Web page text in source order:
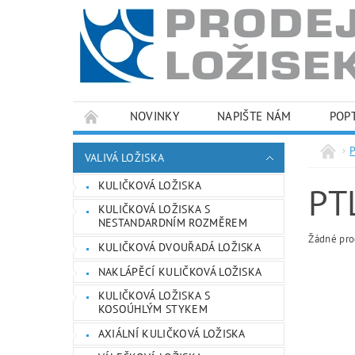
NOVINKY NAPIŠTE NÁM
PODMÍNKY OCHRANY OSOBNÍCH ÚDAJŮ
VALIVÁ LOŽISKA
KULIČKOVÁ LOŽISKA
KULIČKOVÁ LOŽISKA S
NESTANDARDNÍM ROZMĚREM
KULIČKOVÁ DVOUŘADÁ LOŽISKA
NAKLÁPĚCÍ KULIČKOVÁ LOŽISKA
KULIČKOVÁ LOŽISKA S
KOSOÚHLÝM STYKEM
AXIÁLNÍ KULIČKOVÁ LOŽISKA
Žádné